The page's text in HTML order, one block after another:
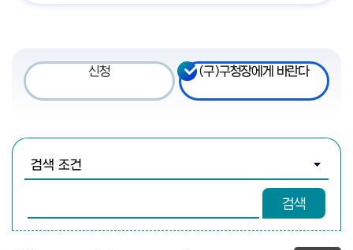
신청 (구)구청장에게 바란다
검색